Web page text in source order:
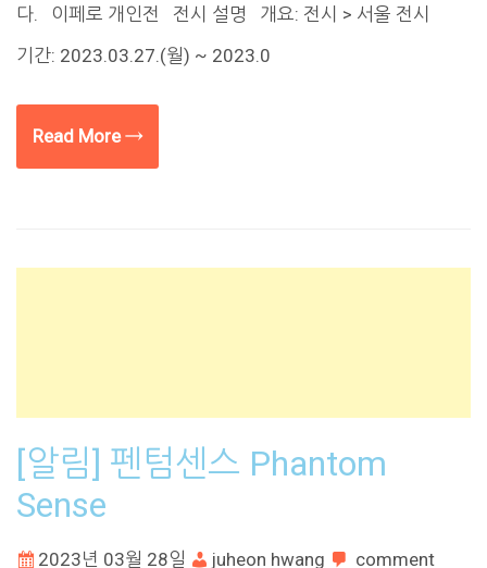
다. 이페로 개인전 전시 설명 개요: 전시 > 서울 전시
기간: 2023.03.27.(월) ~ 2023.0
Read More →
[알림] 펜텀센스 Phantom
Sense
2023년 03월 28일 juheon hwang comment